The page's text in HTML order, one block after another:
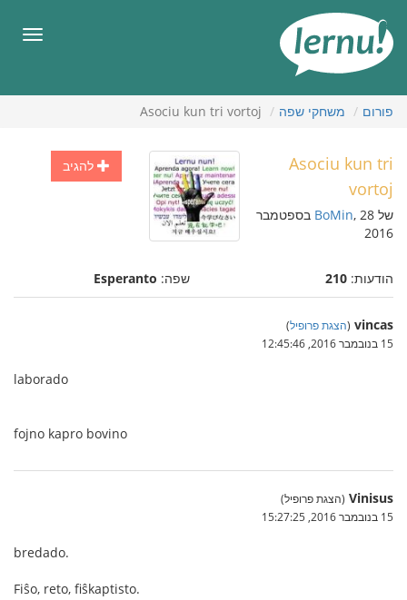
העניינים
פורום משחקי שפה Asociu kun tri vortoj
להגיב
Asociu kun tri
vortoj
של BoMin , 28 בספטמבר
2016
הודעות: 210 שפה: Esperanto
vincas
(הצגת פרופיל)
15 בנובמבר 2016, 12:45:46
laborado
fojno kapro bovino
Vinisus (הצגת פרופיל)
15 בנובמבר 2016, 15:27:25
bredado.
Fiŝo, reto, fiŝkaptisto.